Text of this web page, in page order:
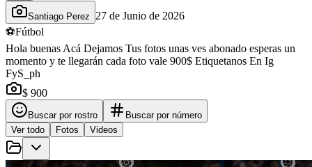
Santiago Perez
27 de Junio de 2026
⚽Fútbol
Hola buenas Acá Dejamos Tus fotos unas ves abonado esperas un
momento y te llegarán cada foto vale 900$ Etiquetanos En Ig
FyS_ph
$ 900
Buscar por rostro
Buscar por número
Ver todo
Fotos Videos